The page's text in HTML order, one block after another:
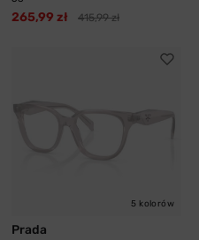
265,99 zł 415,99 zł
5 kolorów
Prada